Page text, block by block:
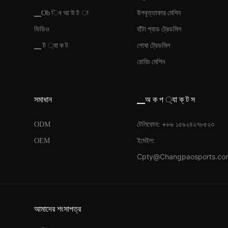
▁Ob িব আ উ ট া
ভিডিও
▁ ট ্যা ক ট
উপবৃত্তাকার মেশিন
হাঁটা প্যাড ট্রেডমিল
পোষা ট্রেডমিল
রোয়িং মেশিন
সমাধান
ODM
OEM
▁অ ক প ্যা ক্ ট স
টেলিফোন: +৮৬ ১৫৯২৪২৭৮৫২৩
ইমেইল:
আমাদের শংসাপত্র